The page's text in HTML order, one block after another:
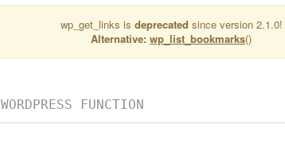
wp_get_links is deprecated since version 2.1.0!
Alternative: wp_list_bookmarks()
WORDPRESS FUNCTION